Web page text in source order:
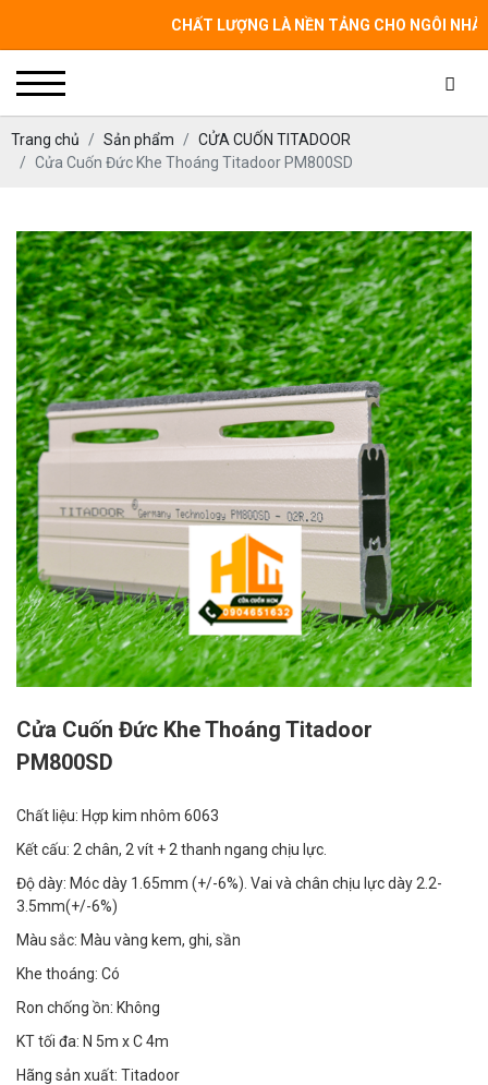
CHẤT LƯỢNG LÀ NỀN TẢNG CHO NGÔI NHÀ CỦA
Trang chủ Sản phẩm
CỬA CUỐN TITADOOR
Cửa Cuốn Đức Khe Thoáng Titadoor PM800SD
Cửa Cuốn Đức Khe Thoáng Titadoor
PM800SD
Chất liệu: Hợp kim nhôm 6063
Kết cấu: 2 chân, 2 vít + 2 thanh ngang chịu lực.
Độ dày: Móc dày 1.65mm (+/-6%). Vai và chân chịu lực dày 2.2-
3.5mm(+/-6%)
Màu sắc: Màu vàng kem, ghi, sần
Khe thoáng: Có
Ron chống ồn: Không
KT tối đa: N 5m x C 4m
Hãng sản xuất: Titadoor